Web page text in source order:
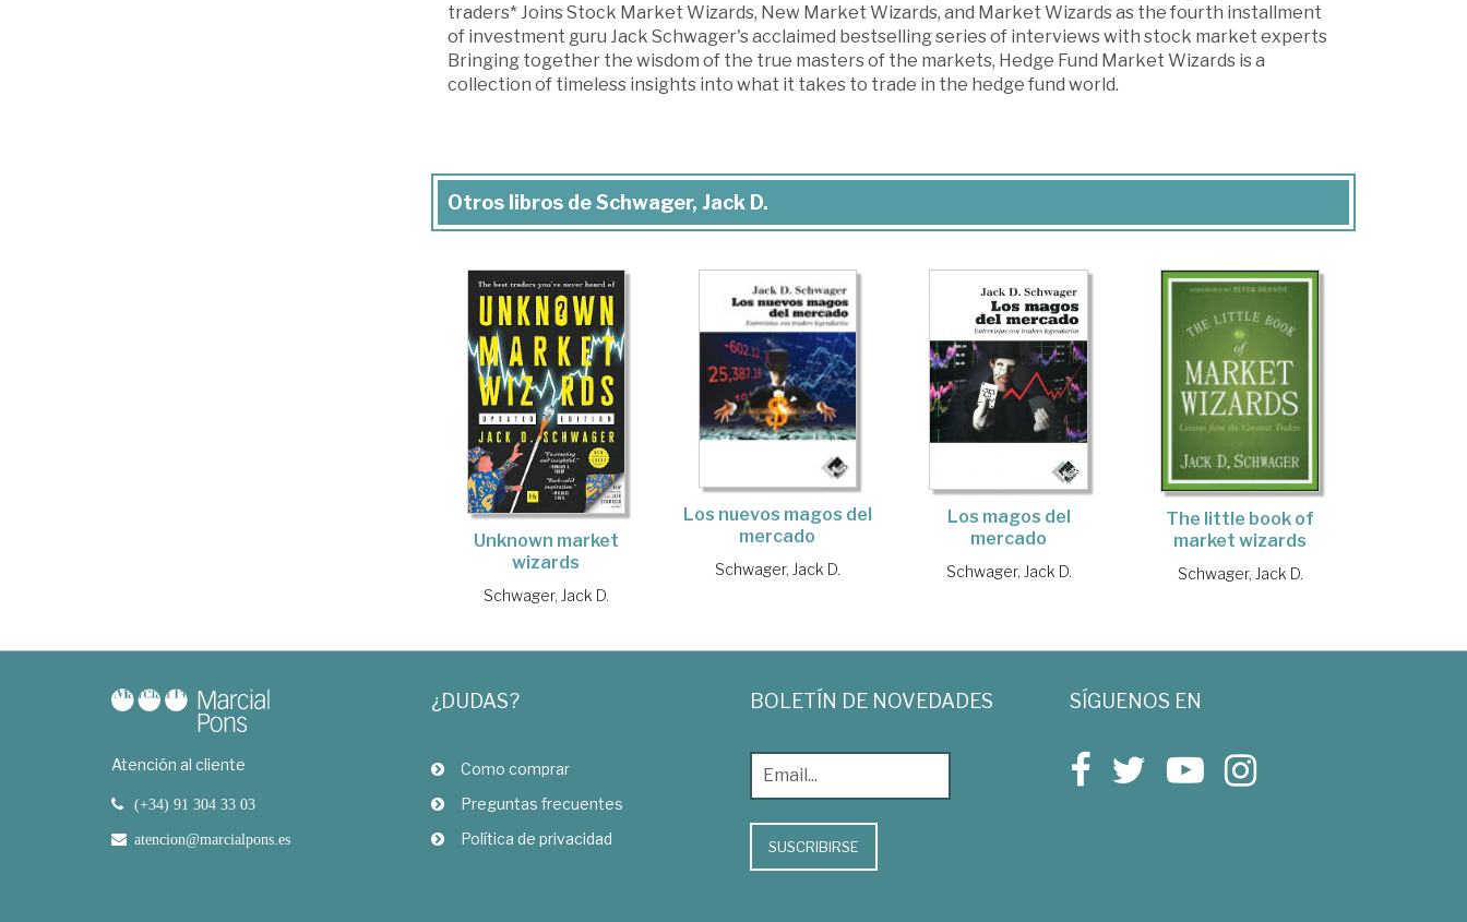
traders* Joins Stock Market Wizards, New Market Wizards, and Market Wizards as the fourth installment
of investment guru Jack Schwager's acclaimed bestselling series of interviews with stock market experts
Bringing together the wisdom of the true masters of the markets, Hedge Fund Market Wizards is a
collection of timeless insights into what it takes to trade in the hedge fund world.
Otros libros de Schwager, Jack D.
Unknown market
wizards
Schwager, Jack D.
Los nuevos magos del
mercado
Schwager, Jack D.
Los magos del
mercado
Schwager, Jack D.
The little book of
market wizards
Schwager, Jack D.
Atención al cliente
(+34) 91 304 33 03
atencion@marcialpons.es
¿DUDAS?
Como comprar
Preguntas frecuentes
Política de privacidad
BOLETÍN DE NOVEDADES
SUSCRIBIRSE
SÍGUENOS EN